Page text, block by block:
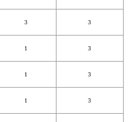
3 3
1 3
1 3
1 3